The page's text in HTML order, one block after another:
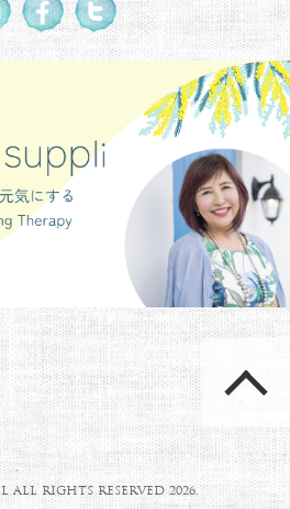
ALL RIGHTS RESERVED 2026.